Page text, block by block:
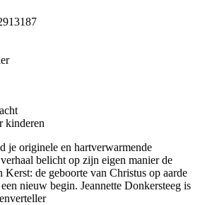
kinderen
je originele en hartverwarmende
belicht op zijn eigen manier de
Kerst: de geboorte van Christus op aarde
nieuw begin. Jeannette Donkersteeg is